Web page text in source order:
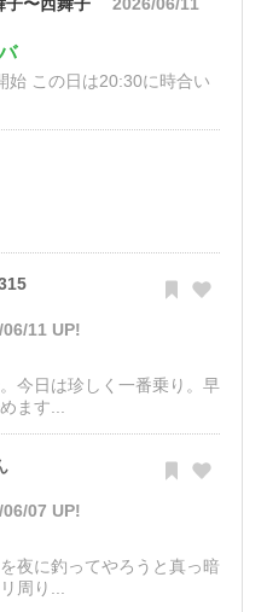
始 この日は20:30に時合い
11 UP!
今日は珍しく一番乗り。早
ます...
07 UP!
夜に釣ってやろうと真っ暗
周り...